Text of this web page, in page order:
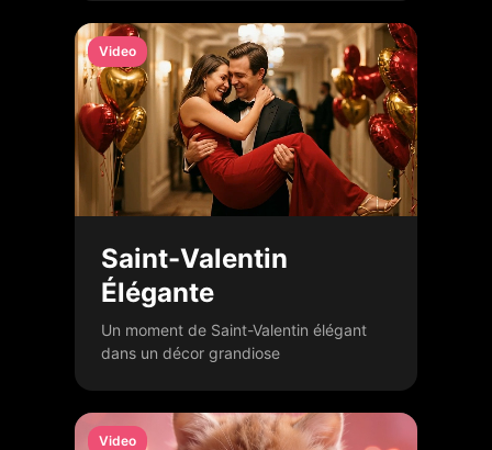
Video
Saint-Valentin
Élégante
Un moment de Saint-Valentin élégant
dans un décor grandiose
Video